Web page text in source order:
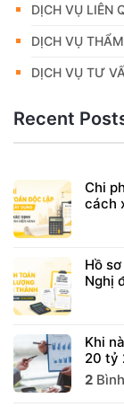
DỊCH VỤ LIÊN
DỊCH VỤ
DỊCH VỤ TƯ
Recent
Chi
cách
Hồ
Nghị
Khi
20 tỷ
2